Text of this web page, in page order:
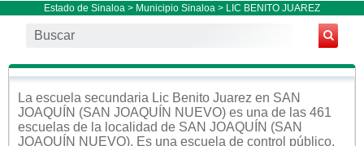
Estado de Sinaloa > Municipio Sinaloa > LIC BENITO JUAREZ
La escuela secundaria Lic Benito Juarez en SAN
JOAQUÍN (SAN JOAQUÍN NUEVO) es una de las 461
escuelas de la localidad de SAN JOAQUÍN (SAN
JOAQUÍN NUEVO). Es una escuela de control público.